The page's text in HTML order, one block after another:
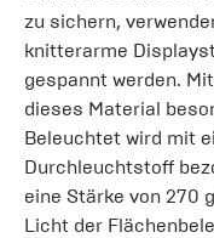
zu sichern,
knitterarme
gespannt werden.
dieses Material
Beleuchtet wird mit
Durchleuchtstoff
eine Stärke von 270
Licht der